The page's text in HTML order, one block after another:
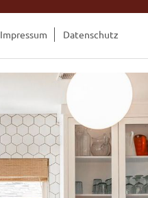
Impressum Datenschutz